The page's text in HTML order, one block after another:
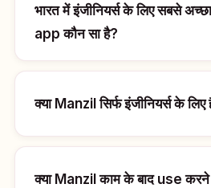
भारत में इंजीनियर्स के लिए सबसे
app कौन सा है?
क्या Manzil सिर्फ इंजीनियर्स के लिए
क्या Manzil काम के बाद use